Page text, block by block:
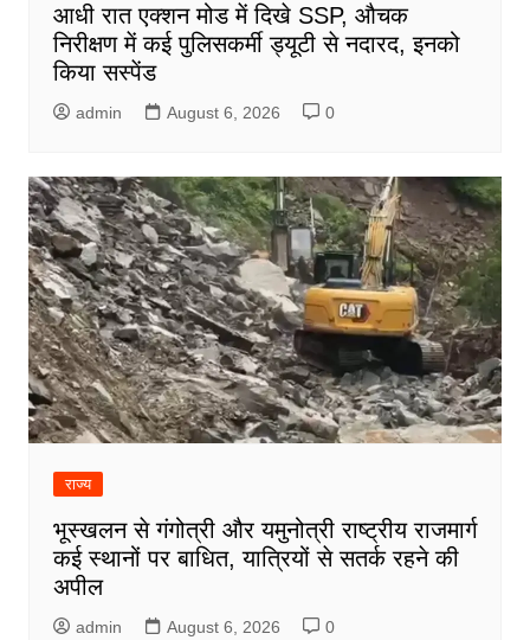
आधी रात एक्शन मोड में दिखे SSP, औचक
निरीक्षण में कई पुलिसकर्मी ड्यूटी से नदारद, इनको
किया सस्पेंड
admin August 6, 2026 0
राज्य
भूस्खलन से गंगोत्री और यमुनोत्री राष्ट्रीय राजमार्ग
कई स्थानों पर बाधित, यात्रियों से सतर्क रहने की
अपील
admin August 6, 2026 0